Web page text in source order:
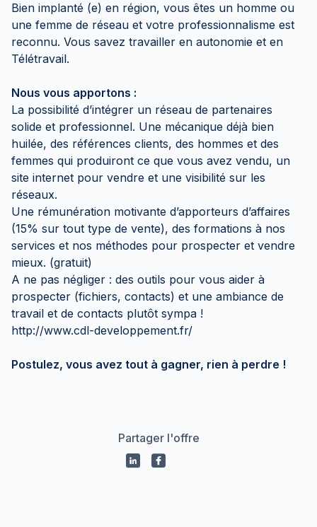
Bien implanté (e) en région, vous êtes un homme ou
une femme de réseau et votre professionnalisme est
reconnu. Vous savez travailler en autonomie et en
Télétravail.
Nous vous apportons :
La possibilité d’intégrer un réseau de partenaires
solide et professionnel. Une mécanique déjà bien
huilée, des références clients, des hommes et des
femmes qui produiront ce que vous avez vendu, un
site internet pour vendre et une visibilité sur les
réseaux.
Une rémunération motivante d’apporteurs d’affaires
(15% sur tout type de vente), des formations à nos
services et nos méthodes pour prospecter et vendre
mieux. (gratuit)
A ne pas négliger : des outils pour vous aider à
prospecter (fichiers, contacts) et une ambiance de
travail et de contacts plutôt sympa !
http://www.cdl-developpement.fr/
Postulez, vous avez tout à gagner, rien à perdre !
Partager l'offre